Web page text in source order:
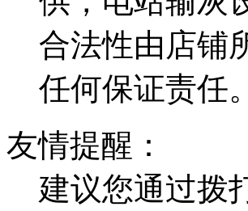
合法性由店铺
任何保证责任。
友情提醒：
建议您通过拨